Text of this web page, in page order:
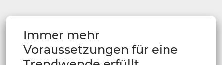
Immer mehr
Voraussetzungen für eine